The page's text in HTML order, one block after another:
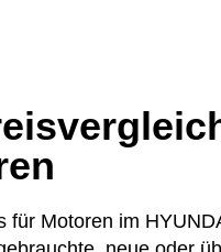
für Motoren im